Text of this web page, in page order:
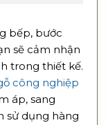
bếp, bước
sẽ cảm nhận
trong thiết kế.
công nghiệp
áp, sang
sử dụng hàng